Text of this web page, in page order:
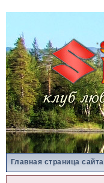
Главная страница сайта